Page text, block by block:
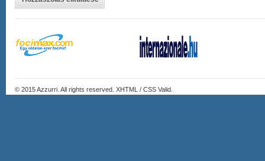
© 2015Azzurri . All rights reserved. XHTML / CSS Valid.